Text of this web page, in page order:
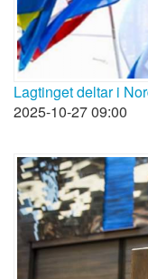
Lagtinget deltar i
2025-10-27 09:00